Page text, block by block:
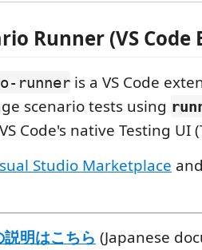
Runner (VS Code
runner is a VS Code
scenario tests using
Code's native Testing UI
Studio Marketplace
説明はこちら (Japanese